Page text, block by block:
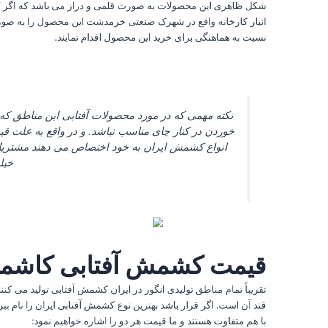
شکل ظاهری این محصولات به صورت قلمی و دراز می باشد که اگر
انبار کارخانه واقع در شهرک صنعتی خرمدشت این محصول را به
نسبت به هماهنگی برای خرید این محصول اقدام نمایند.
نکته مهمی که در مورد محصولات آفتابی این
خوردن در کنار چای مناسب نباشد. و در واقع به علت
انواع کشمش ایران به خود اختصاص می‌ دهند
قیمت کشمش آفتابی
تقریباً تمام مناطق تولیدی انگور در ایران کشمش آفتابی تولید
قند آن است. اگر قرار باشد بهترین نوع کشمش آفتابی ایران را
با هم متفاوت هستند و ما قیمت هر دو را اشاره خواهیم نمود: